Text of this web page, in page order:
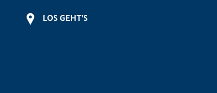
LOS GEHT'S